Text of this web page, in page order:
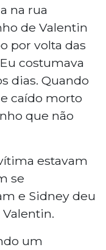
na rua
de Valentin
por volta das
costumava
dias. Quando
caído morto
que não
estavam
se
e Sidney deu
um